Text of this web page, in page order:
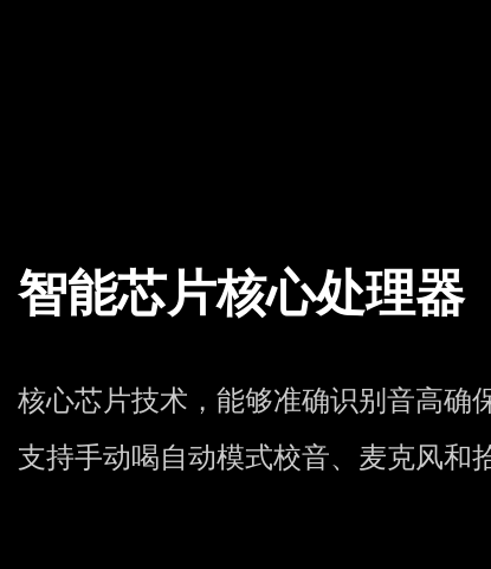
智能芯片核心处理器
核心芯片技术，能够准确识别音高确
支持手动喝自动模式校音、麦克风和